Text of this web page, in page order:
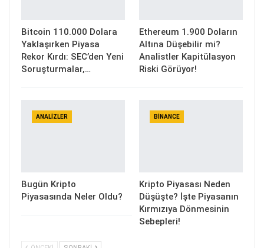
Bitcoin 110.000 Dolara
Yaklaşırken Piyasa
Rekor Kırdı: SEC’den Yeni
Soruşturmalar,…
Ethereum 1.900 Doların
Altına Düşebilir mi?
Analistler Kapitülasyon
Riski Görüyor!
ANALIZLER
Bugün Kripto
Piyasasında Neler Oldu?
BINANCE
Kripto Piyasası Neden
Düşüşte? İşte Piyasanın
Kırmızıya Dönmesinin
Sebepleri!